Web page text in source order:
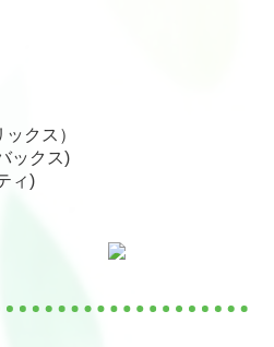
クス）
ックス)
ィ)